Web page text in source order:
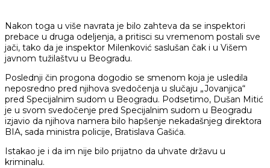
Nakon toga u više navrata je bilo zahteva da se inspektori
prebace u druga odeljenja, a pritisci su vremenom postali sve
jači, tako da je inspektor Milenković saslušan čak i u Višem
javnom tužilaštvu u Beogradu.
Poslednji čin progona dogodio se smenom koja je usledila
neposredno pred njihova svedočenja u slučaju „Jovanjica“
pred Specijalnim sudom u Beogradu. Podsetimo, Dušan Mitić
je u svom svedočenje pred Specijalnim sudom u Beogradu
izjavio da njihova namera bilo hapšenje nekadašnjeg direktora
BIA, sada ministra policije, Bratislava Gašića.
Istakao je i da im nije bilo prijatno da uhvate državu u
kriminalu.